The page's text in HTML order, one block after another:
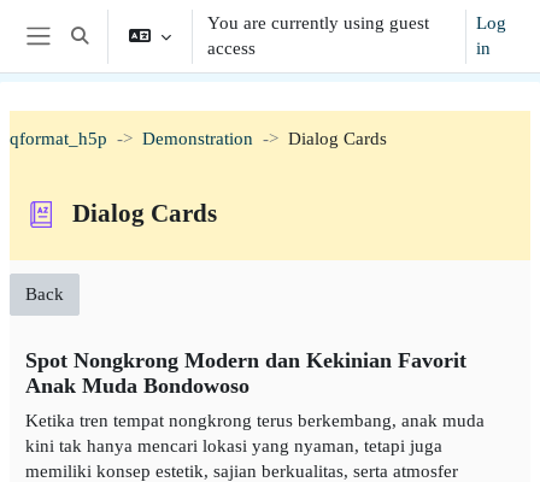
Skip to main content
Side panel
Toggle search input
You are currently using guest
access
Log
in
qformat_h5p Demonstration Dialog Cards
Dialog Cards
Back
Spot Nongkrong Modern dan Kekinian Favorit
Anak Muda Bondowoso
Ketika tren tempat nongkrong terus berkembang, anak muda
kini tak hanya mencari lokasi yang nyaman, tetapi juga
memiliki konsep estetik, sajian berkualitas, serta atmosfer